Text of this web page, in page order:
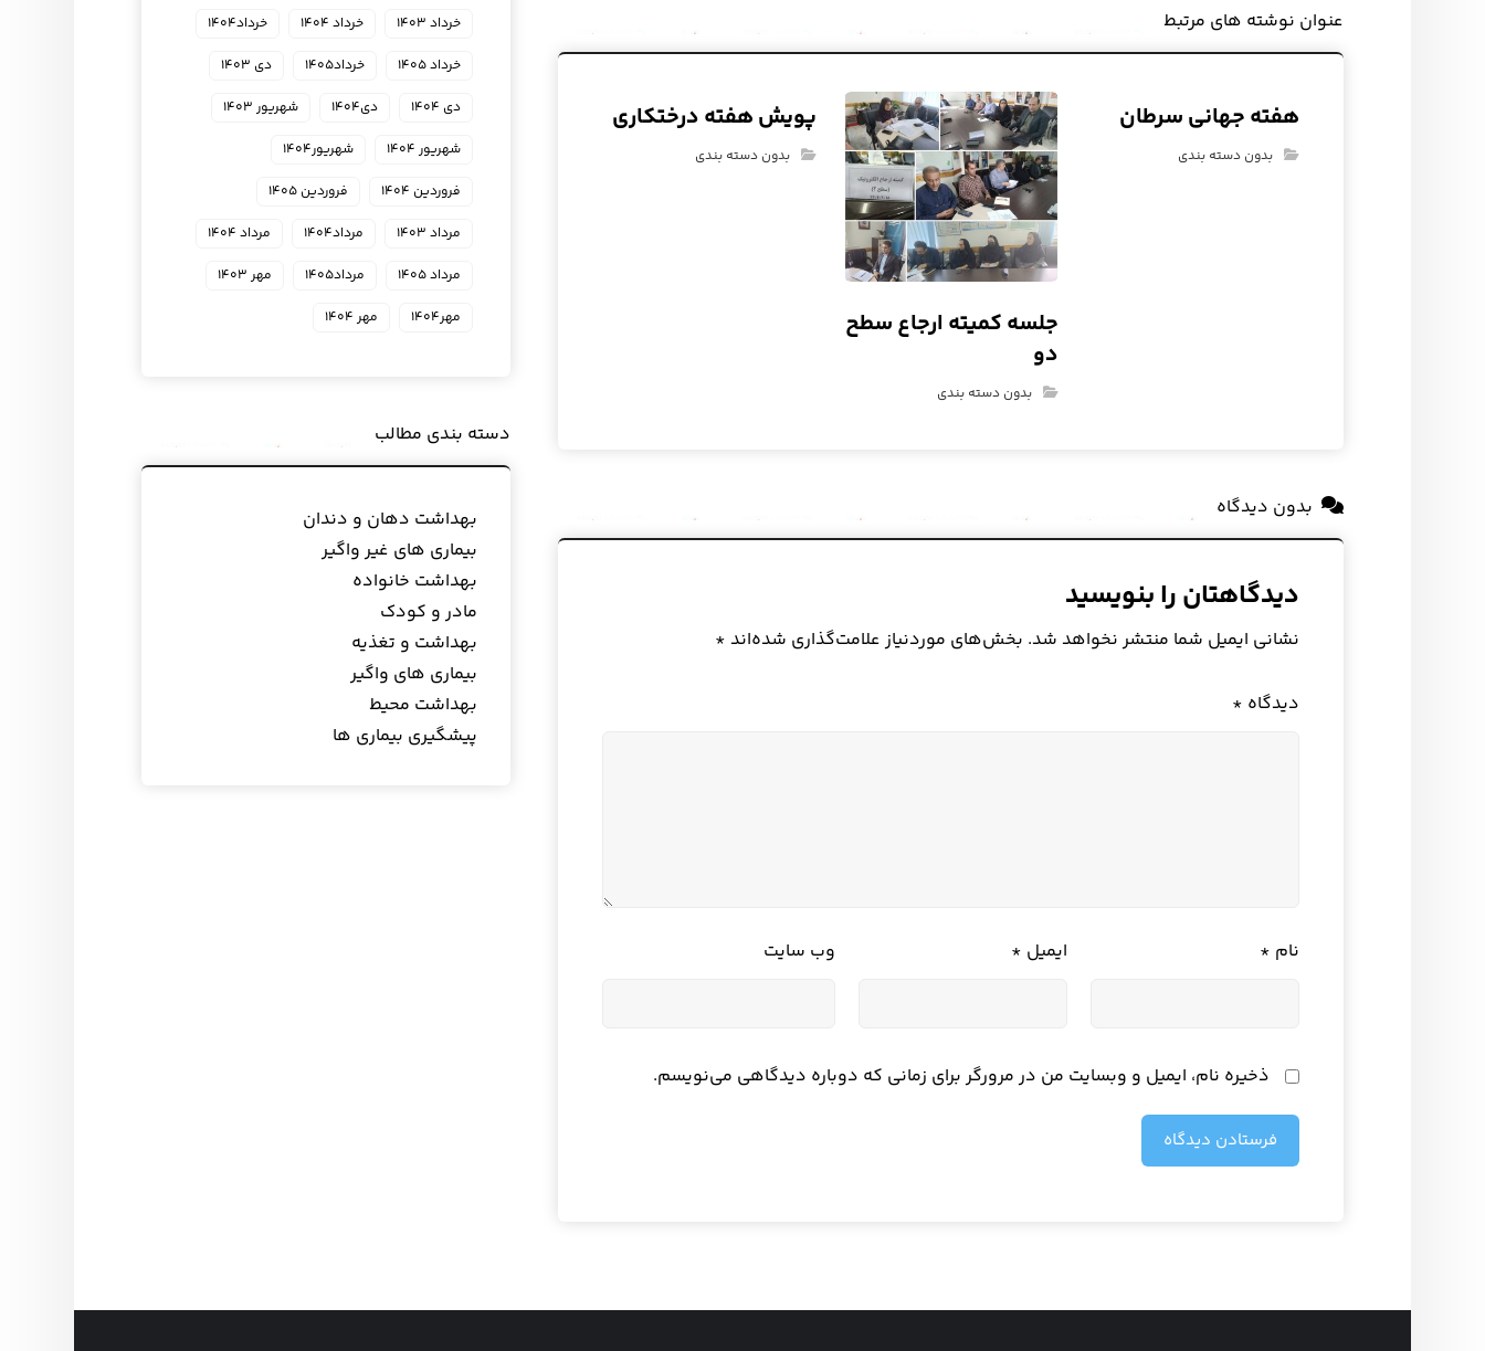
عنوان ‫نوشته های مرتبط
هفته جهانی سرطان
بدون دسته بندی
جلسه کمیته ارجاع سطح
دو
بدون دسته بندی
پویش هفته درختکاری
بدون دسته بندی
بدون دیدگاه
دیدگاهتان را بنویسید
نشانی ایمیل شما منتشر نخواهد شد. بخش‌های موردنیاز علامت‌گذاری شده‌اند *
دیدگاه *
نام * ایمیل * وب‌ سایت
ذخیره نام، ایمیل و وبسایت من در مرورگر برای زمانی که دوباره دیدگاهی می‌نویسم.
فرستادن دیدگاه
خرداد ۱۴۰۳
خرداد ۱۴۰۴
خرداد۱۴۰۴
خرداد ۱۴۰۵
خرداد۱۴۰۵
دی ۱۴۰۳
دی ۱۴۰۴
دی۱۴۰۴
شهریور ۱۴۰۳
شهریور ۱۴۰۴
شهریور۱۴۰۴
فروردین ۱۴۰۴
فروردین ۱۴۰۵
مرداد ۱۴۰۳
مرداد۱۴۰۴
مرداد ۱۴۰۴
مرداد ۱۴۰۵
مرداد۱۴۰۵
مهر ۱۴۰۳
مهر۱۴۰۴
مهر ۱۴۰۴
دسته بندی مطالب
بهداشت دهان و دندان
بیماری های غیر واگیر
بهداشت خانواده
مادر و کودک
بهداشت و تغذیه
بیماری های واگیر
بهداشت محیط
پیشگیری بیماری ها